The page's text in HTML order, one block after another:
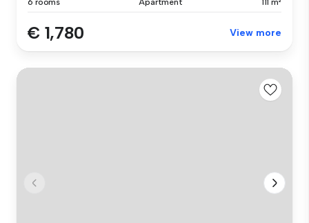
6 rooms Apartment 111 m²
€ 1,780 View more